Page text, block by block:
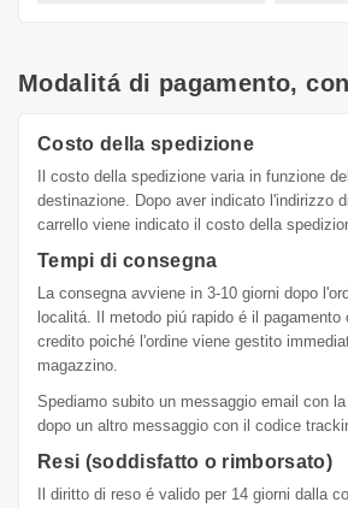
Modalitá di pagamento,
Costo della spedizione
Il costo della spedizione varia in funzione
destinazione. Dopo aver indicato l'indirizzo
carrello viene indicato il costo della
Tempi di consegna
La consegna avviene in 3-10 giorni dopo
localitá. Il metodo piú rapido é il pagamento
credito poiché l'ordine viene gestito
magazzino.
Spediamo subito un messaggio email con
dopo un altro messaggio con il codice
Resi (soddisfatto o rimborsato)
Il diritto di reso é valido per 14 giorni dalla